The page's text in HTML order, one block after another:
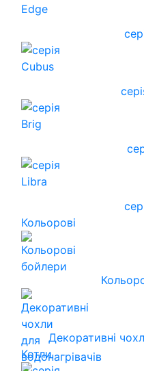
Кольорові
Декоративні
Котли